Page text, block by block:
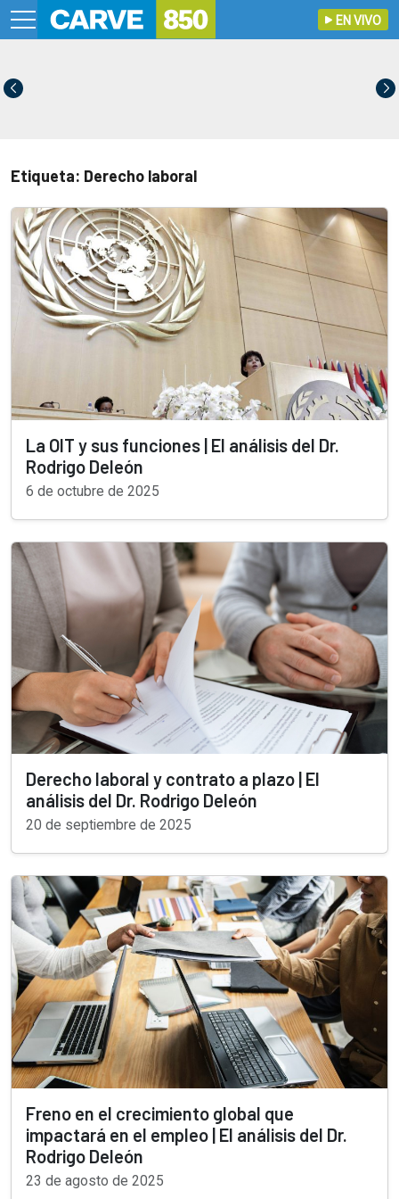
EN VIVO
Etiqueta: Derecho laboral
La OIT y sus funciones | El análisis del Dr.
Rodrigo Deleón
6 de octubre de 2025
Derecho laboral y contrato a plazo | El
análisis del Dr. Rodrigo Deleón
20 de septiembre de 2025
Freno en el crecimiento global que
impactará en el empleo | El análisis del Dr.
Rodrigo Deleón
23 de agosto de 2025